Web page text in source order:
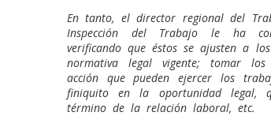
En tanto, el director regional del
Inspección del Trabajo le ha
verificando que éstos se ajusten a
normativa legal vigente; tomar
acción que pueden ejercer los
finiquito en la oportunidad legal,
término de la relación laboral, etc.